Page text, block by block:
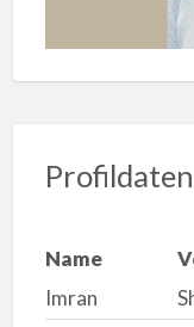
Name
Imran